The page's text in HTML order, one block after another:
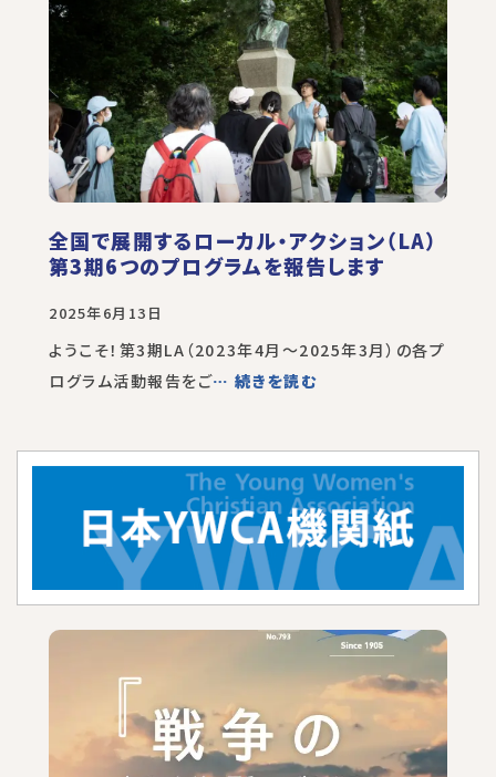
全国で展開するローカル・アクション（LA）
第3期6つのプログラムを報告します
2025年6月13日
ようこそ！第3期LA（2023年4月～2025年3月）の各プ
ログラム活動報告をご… 続きを読む